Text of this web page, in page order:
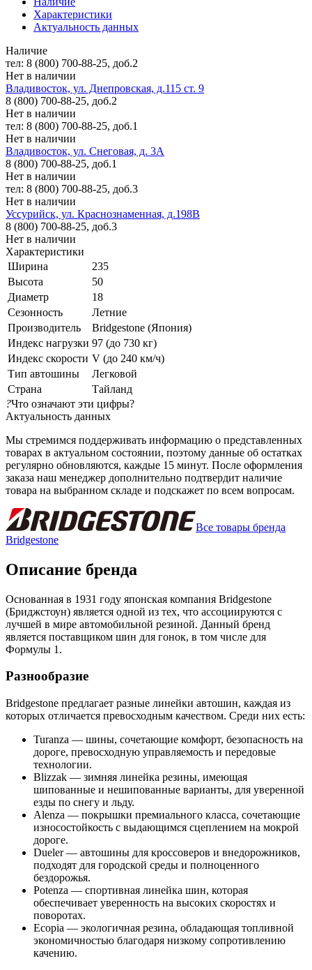
Характеристики
Актуальность данных
Наличие
тел: 8 (800) 700-88-25, доб.2
Нет в наличии
Владивосток, ул. Днепровская, д.115 ст. 9
8 (800) 700-88-25, доб.2
Нет в наличии
тел: 8 (800) 700-88-25, доб.1
Нет в наличии
Владивосток, ул. Снеговая, д. 3А
8 (800) 700-88-25, доб.1
Нет в наличии
тел: 8 (800) 700-88-25, доб.3
Нет в наличии
Уссурийск, ул. Краснознаменная, д.198В
8 (800) 700-88-25, доб.3
Нет в наличии
Характеристики
Ширина
235
Высота
50
Диаметр
18
Сезонность
Летние
Производитель
Bridgestone (Япония)
Индекс нагрузки 97 (до 730 кг)
Индекс скорости V (до 240 км/ч)
Тип автошины
Легковой
Страна
Тайланд
?Что означают эти цифры?
Актуальность данных
Мы стремимся поддерживать информацию о представленных
товарах в актуальном состоянии, поэтому данные об остатках
регулярно обновляются, каждые 15 минут. После оформления
заказа наш менеджер дополнительно подтвердит наличие
товара на выбранном складе и подскажет по всем вопросам.
Все товары бренда
Bridgestone
Описание бренда
Основанная в 1931 году японская компания Bridgestone
(Бриджстоун) является одной из тех, что ассоциируются с
лучшей в мире автомобильной резиной. Данный бренд
является поставщиком шин для гонок, в том числе для
Формулы 1.
Разнообразие
Bridgestone предлагает разные линейки автошин, каждая из
которых отличается превосходным качеством. Среди них есть:
Turanza — шины, сочетающие комфорт, безопасность на
дороге, превосходную управляемость и передовые
технологии.
Blizzak — зимняя линейка резины, имеющая
шипованные и нешипованные варианты, для уверенной
езды по снегу и льду.
Alenza — покрышки премиального класса, сочетающие
износостойкость с выдающимся сцеплением на мокрой
дороге.
Dueler — автошины для кроссоверов и внедорожников,
подходят для городской среды и полноценного
бездорожья.
Potenza — спортивная линейка шин, которая
обеспечивает уверенность на высоких скоростях и
поворотах.
Ecopia — экологичная резина, обладающая топливной
экономичностью благодаря низкому сопротивлению
качению.